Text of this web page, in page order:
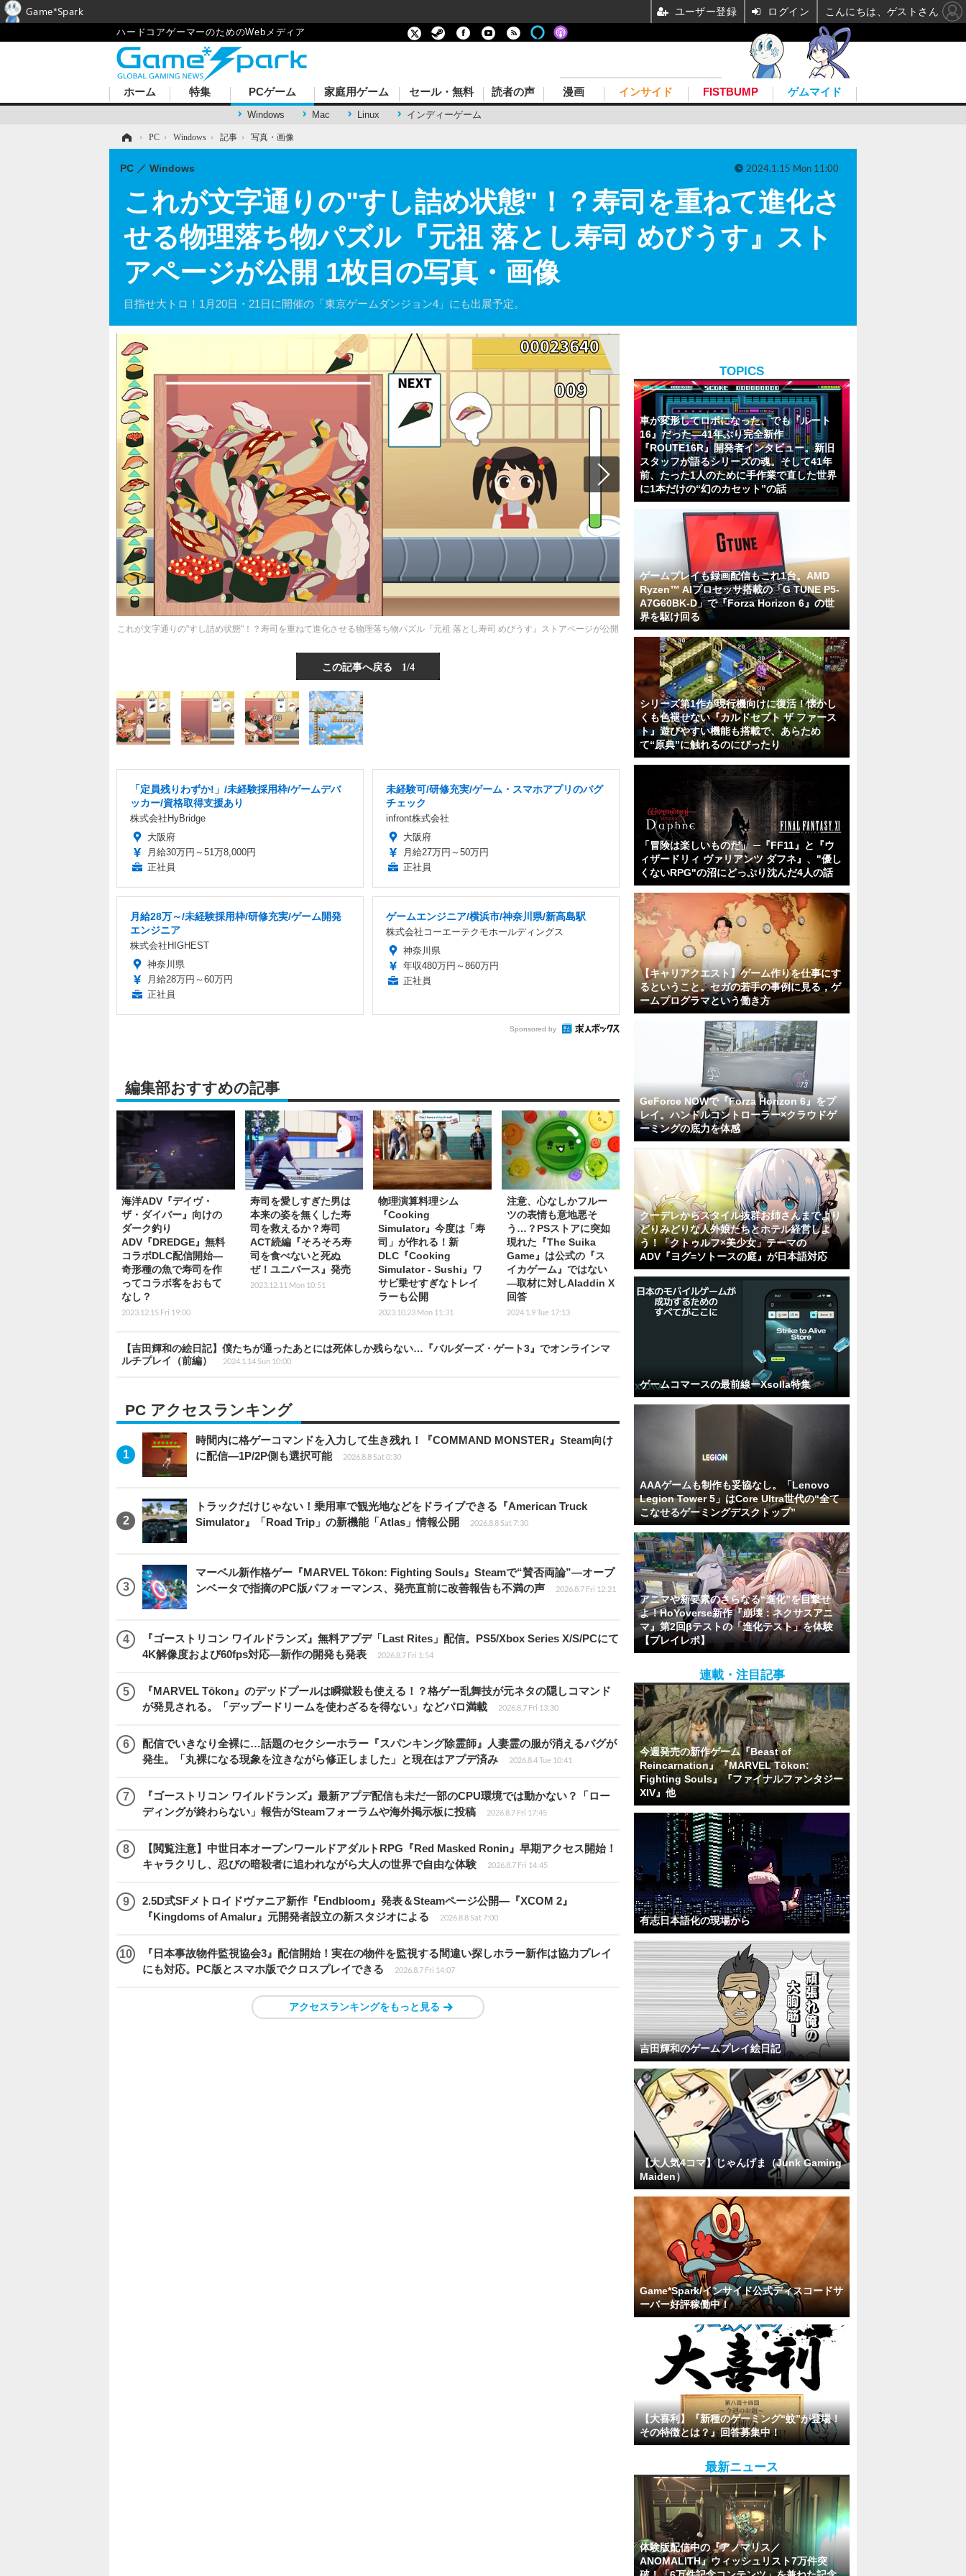
ハードコアゲーマーのためのWebメディア
ホーム 特集 PCゲーム
Windows Mac Linux インディーゲーム
家庭用ゲーム セール・無料 読者の声 漫画 インサイド FISTBUMP ゲムマイド
› PC › Windows › 記事 › 写真・画像
これが文字通りの"すし詰め状態"！？寿司を重ねて進化さ
せる物理落ち物パズル『元祖 落とし寿司 めびうす』スト
アページが公開 1枚目の写真・画像
目指せ大トロ！1月20日・21日に開催の「東京ゲームダンジョン4」にも出展予定。
PC Windows 2024.1.15 Mon 11:00
これが文字通りの"すし詰め状態"！？寿司を重ねて進化させる物理落ち物パズル『元祖 落とし寿司 めびうす』ストアページが公開
この記事へ戻る 1/4
「定員残りわずか!」/未経験採用枠/ゲームデバ
ッカー/資格取得支援あり
株式会社HyBridge
大阪府
月給30万円～51万8,000円
正社員
未経験可/研修充実/ゲーム・スマホアプリのバグ
チェック
infront株式会社
大阪府
月給27万円～50万円
正社員
月給28万～/未経験採用枠/研修充実/ゲーム開発
エンジニア
株式会社HIGHEST
神奈川県
月給28万円～60万円
正社員
ゲームエンジニア/横浜市/神奈川県/新高島駅
株式会社コーエーテクモホールディングス
神奈川県
年収480万円～860万円
正社員
Sponsored by
編集部おすすめの記事
海洋ADV『デイヴ・
ザ・ダイバー』向けの
ダーク釣り
ADV『DREDGE』無料
コラボDLC配信開始―
奇形種の魚で寿司を作
ってコラボ客をおもて
なし？
2023.12.15 Fri 19:00
寿司を愛しすぎた男は
本来の姿を無くした寿
司を救えるか？寿司
ACT続編『そろそろ寿
司を食べないと死ぬ
ぜ！ユニバース』発売
2023.12.11 Mon 10:51
物理演算料理シム
『Cooking
Simulator』今度は「寿
司」が作れる！新
DLC『Cooking
Simulator - Sushi』ワ
サビ乗せすぎなトレイ
ラーも公開
2023.10.23 Mon 11:31
注意、心なしかフルー
ツの表情も意地悪そ
う…？PSストアに突如
現れた『The Suika
Game』は公式の『ス
イカゲーム』ではない
―取材に対しAladdin X
回答
2024.1.9 Tue 17:13
【吉田輝和の絵日記】僕たちが通ったあとには死体しか残らない…『バルダーズ・ゲート3』でオンラインマ
ルチプレイ（前編）
2024.1.14 Sun 10:00
PC アクセスランキング
時間内に格ゲーコマンドを入力して生き残れ！『COMMAND MONSTER』Steam向け
に配信―1P/2P側も選択可能
2026.8.8 Sat 0:30
トラックだけじゃない！乗用車で観光地などをドライブできる『American Truck
Simulator』「Road Trip」の新機能「Atlas」情報公開
2026.8.8 Sat 7:30
マーベル新作格ゲー『MARVEL Tōkon: Fighting Souls』Steamで“賛否両論”―オープ
ンベータで指摘のPC版パフォーマンス、発売直前に改善報告も不満の声
2026.8.7 Fri 12:21
『ゴーストリコン ワイルドランズ』無料アプデ「Last Rites」配信。PS5/Xbox Series X/S/PCにて
4K解像度および60fps対応―新作の開発も発表
2026.8.7 Fri 1:54
『MARVEL Tōkon』のデッドプールは瞬獄殺も使える！？格ゲー乱舞技が元ネタの隠しコマンド
が発見される。「デップードリームを使わざるを得ない」などパロ満載
2026.8.7 Fri 13:30
配信でいきなり全裸に…話題のセクシーホラー『スパンキング除霊師』人妻霊の服が消えるバグが
発生。「丸裸になる現象を泣きながら修正しました」と現在はアプデ済み
2026.8.4 Tue 10:41
『ゴーストリコン ワイルドランズ』最新アプデ配信も未だ一部のCPU環境では動かない？「ロー
ディングが終わらない」報告がSteamフォーラムや海外掲示板に投稿
2026.8.7 Fri 17:45
【閲覧注意】中世日本オープンワールドアダルトRPG『Red Masked Ronin』早期アクセス開始！
キャラクリし、忍びの暗殺者に追われながら大人の世界で自由な体験
2026.8.7 Fri 14:45
2.5D式SFメトロイドヴァニア新作『Endbloom』発表＆Steamページ公開―『XCOM 2』
『Kingdoms of Amalur』元開発者設立の新スタジオによる
2026.8.8 Sat 7:00
『日本事故物件監視協会3』配信開始！実在の物件を監視する間違い探しホラー新作は協力プレイ
にも対応。PC版とスマホ版でクロスプレイできる
2026.8.7 Fri 14:07
アクセスランキングをもっと見る
TOPICS
車が変形してロボになった、でも『ルート
16』だった―41年ぶり完全新作
『ROUTE16R』開発者インタビュー。新旧
スタッフが語るシリーズの魂。そして41年
前、たった1人のために手作業で直した世界
に1本だけの“幻のカセット”の話
ゲームプレイも録画配信もこれ1台。AMD
Ryzen™ AIプロセッサ搭載の「G TUNE P5-
A7G60BK-D」で『Forza Horizon 6』の世
界を駆け回る
シリーズ第1作が現行機向けに復活！懐かし
くも色褪せない『カルドセプト ザ ファース
ト』遊びやすい機能も搭載で、あらため
て“原典”に触れるのにぴったり
「冒険は楽しいものだ」 ─『FF11』と『ウ
ィザードリィ ヴァリアンツ ダフネ』、"優し
くないRPG"の沼にどっぷり沈んだ4人の話
【キャリアクエスト】ゲーム作りを仕事にす
るということ。セガの若手の事例に見る，ゲ
ームプログラマという働き方
GeForce NOWで『Forza Horizon 6』をプ
レイ。ハンドルコントローラー×クラウドゲ
ーミングの底力を体感
クーデレからスタイル抜群お姉さんまでより
どりみどりな人外娘たちとホテル経営しよ
う！「クトゥルフ×美少女」テーマの
ADV『ヨグ=ソトースの庭』が日本語対応
ゲームコマースの最前線ーXsolla特集
AAAゲームも制作も妥協なし。「Lenovo
Legion Tower 5」はCore Ultra世代の“全て
こなせるゲーミングデスクトップ”
アニマや新要素のさらなる“進化”を目撃せ
よ！HoYoverse新作『崩壊：ネクサスアニ
マ』第2回βテストの「進化テスト」を体験
【プレイレポ】
連載・注目記事
今週発売の新作ゲーム『Beast of
Reincarnation』『MARVEL Tōkon:
Fighting Souls』『ファイナルファンタジー
XIV』他
有志日本語化の現場から
吉田輝和のゲームプレイ絵日記
【大人気4コマ】じゃんげま（Junk Gaming
Maiden）
Game*Spark/インサイド公式ディスコードサ
ーバー好評稼働中！
【大喜利】『新種のゲーミング“蚊”が登場！
その特徴とは？』回答募集中！
最新ニュース
体験版配信中の『アノマリス／
ANOMALITH』ウィッシュリスト7万件突
Game*Spark ユーザー登録 ログイン こんにちは、ゲストさん